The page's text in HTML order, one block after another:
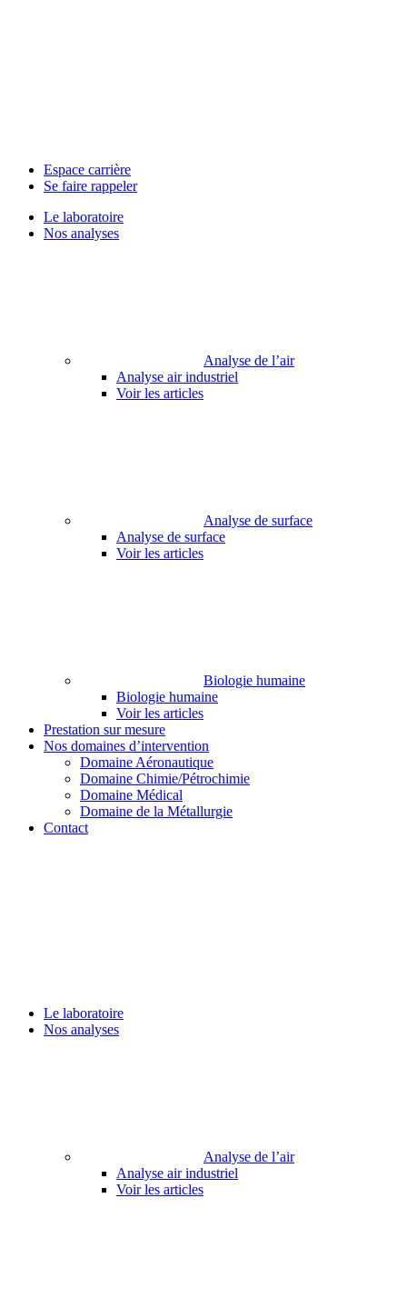
Espace carrière
Se faire rappeler
Le laboratoire
Nos analyses
Analyse de l’air
Analyse air industriel
Voir les articles
Analyse de surface
Analyse de surface
Voir les articles
Biologie humaine
Biologie humaine
Voir les articles
Prestation sur mesure
Nos domaines d’intervention
Domaine Aéronautique
Domaine Chimie/Pétrochimie
Domaine Médical
Domaine de la Métallurgie
Contact
Le laboratoire
Nos analyses
Analyse de l’air
Analyse air industriel
Voir les articles